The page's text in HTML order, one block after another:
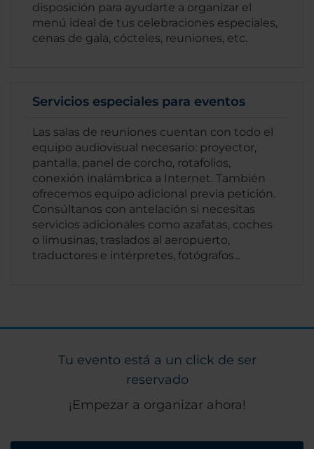
disposición para ayudarte a organizar el
menú ideal de tus celebraciones especiales,
cenas de gala, cócteles, reuniones, etc.
Servicios especiales para eventos
Las salas de reuniones cuentan con todo el
equipo audiovisual necesario: proyector,
pantalla, panel de corcho, rotafolios,
conexión inalámbrica a Internet. También
ofrecemos equipo adicional previa petición.
Consúltanos con antelación si necesitas
servicios adicionales como azafatas, coches
o limusinas, traslados al aeropuerto,
traductores e intérpretes, fotógrafos...
Tu evento está a un click de ser
reservado
¡Empezar a organizar ahora!